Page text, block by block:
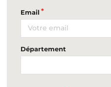
Email
Département